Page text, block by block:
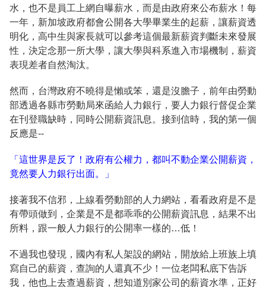
水，也不是員工上網自曝薪水，而是由政府來公布薪水！每
一年，新加坡政府都會公開各大學畢業生的起薪，讓薪資透
明化，高中生與家長就可以參考這個最新薪資判斷未來發展
性，決定念那一所大學，讓大學與科系進入市場機制，薪資
表現差者自然淘汰。
然而，台灣政府不曉得是懶或笨，還是沒膽子，前年由勞動
部透過各縣市勞動局來函給人力銀行，要人力銀行督促企業
在刊登職缺時，同時公開薪資訊息。接到信時，我的第一個
反應是--
「這世界是反了！政府有公權力，都叫不動企業公開薪資，
竟然要人力銀行出面。」
接著我不信邪，上線看勞動部的人力網站，看看政府是不是
有帶頭做到，企業是不是都乖乖的公開薪資訊息，結果不出
所料，跟一般人力銀行的公開率一樣的…低！
不過我也發現，國內有私人架設的網站，開放給上班族上填
寫自己的薪資，查詢的人還真不少！一位老闆私底下告訴
我，他也上去查過薪資，想知道別家公司的薪資水準，正好